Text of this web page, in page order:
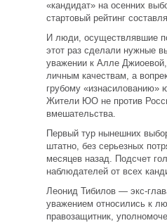
«кандидат» на осенних
стартовый рейтинг
И люди, осуществлявшие
этот раз сделали нужные
уважении к Алле Джиоевой,
личным качествам, а
грубому «изнасилованию»
Жители ЮО не против
вмешательства.
Первый тур нынешних
штатно, без серьезных
месяцев назад. Подсчет
наблюдателей от всех
Леонид Тибилов — экс-
уважением относились к
правозащитник,